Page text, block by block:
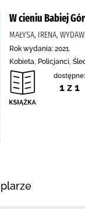
W cieniu Babiej
MAŁYSA, IRENA,
Rok wydania: 2021.
Kobieta, Policjanci,
dostępne:
1 z 1